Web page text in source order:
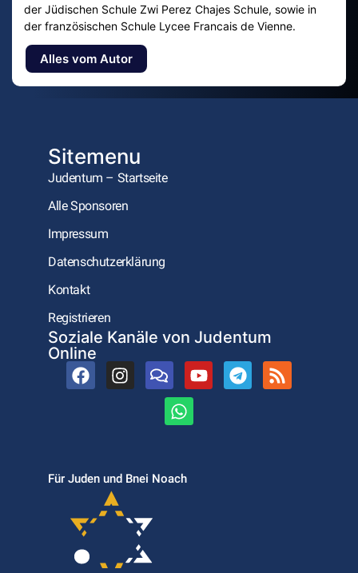
der Jüdischen Schule Zwi Perez Chajes Schule, sowie in
der französischen Schule Lycee Francais de Vienne.
Alles vom Autor
Sitemenu
Judentum – Startseite
Alle Sponsoren
Impressum
Datenschutzerklärung
Kontakt
Registrieren
Soziale Kanäle von Judentum
Online
Für Juden und Bnei Noach